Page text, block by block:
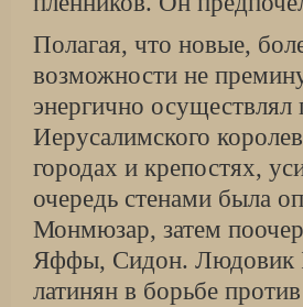
Полагая, что новые,
возможности не
энергично
Иерусалимского
городах и крепостях,
очередь стенами была
Монмюзар, затем
Яффы, Сидон. Людовик
латинян в борьбе